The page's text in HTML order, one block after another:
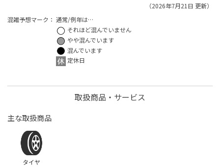
（2026年7月21日 更新）
混雑予想マーク： 通常/例年は…
それほど混んでいません
やや混んでいます
混んでいます
定休日
取扱商品・サービス
主な取扱商品
タイヤ